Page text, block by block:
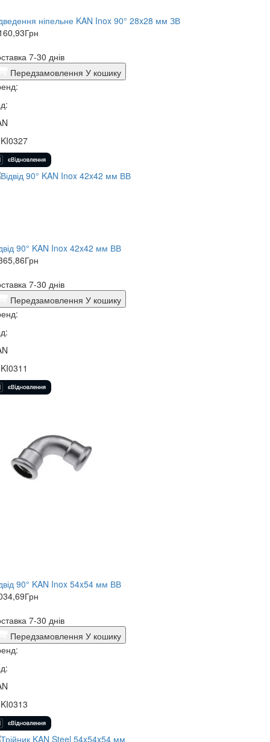
ніпельне KAN Inox 90° 28x28 мм ЗВ
Грн
7-30 днів
Передзамовлення У кошику
90° KAN Inox 42x42 мм ВВ
Грн
7-30 днів
Передзамовлення У кошику
90° KAN Inox 54x54 мм ВВ
Грн
7-30 днів
Передзамовлення У кошику